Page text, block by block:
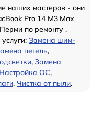
наших мастеров - они
Pro 14 M3 Max
по ремонту ,
Замена шим-
петель,
, Замена
Настройка ОС,
, Чистка от пыли.